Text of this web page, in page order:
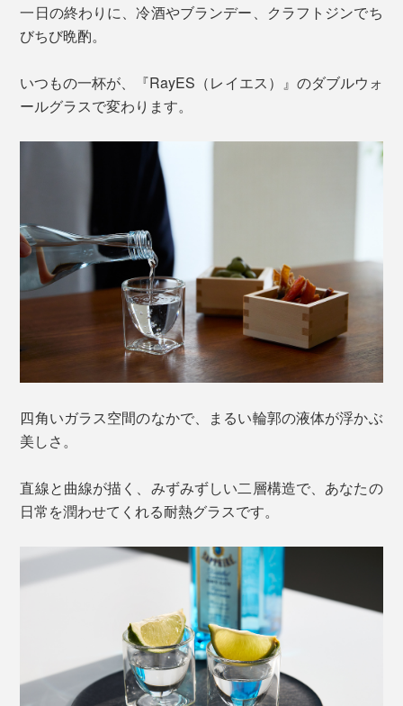
一日の終わりに、冷酒やブランデー、クラフトジンでち
びちび晩酌。
いつもの一杯が、『RayES（レイエス）』のダブルウォ
ールグラスで変わります。
四角いガラス空間のなかで、まるい輪郭の液体が浮かぶ
美しさ。
直線と曲線が描く、みずみずしい二層構造で、あなたの
日常を潤わせてくれる耐熱グラスです。